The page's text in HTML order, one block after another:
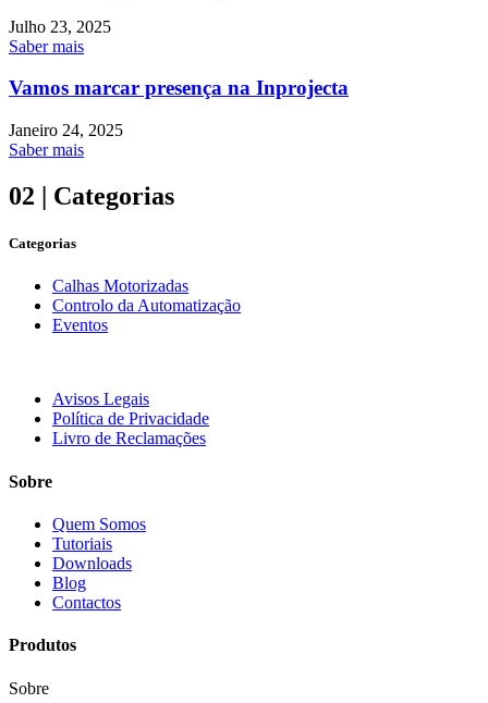
Julho 23, 2025
Saber mais
Vamos marcar presença na Inprojecta
Janeiro 24, 2025
Saber mais
02 | Categorias
Categorias
Calhas Motorizadas
Controlo da Automatização
Eventos
Avisos Legais
Política de Privacidade
Livro de Reclamações
Sobre
Quem Somos
Tutoriais
Downloads
Blog
Contactos
Produtos
Sobre